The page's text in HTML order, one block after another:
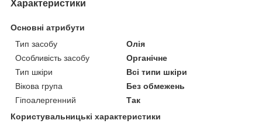
Характеристики
Основні атрибути
Тип засобу
Олія
Особливість засобу
Органічне
Тип шкіри
Всі типи шкіри
Вікова група
Без обмежень
Гіпоалергенний
Так
Користувальницькі характеристики